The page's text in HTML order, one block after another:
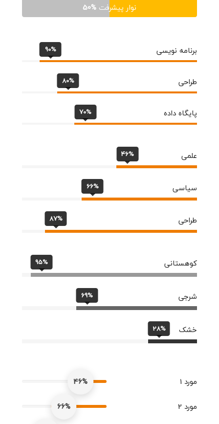
نوار پیشرفت 50%
برنامه نویسی 90%
طراحی 80%
پایگاه داده 70%
علمی 46%
سیاسی 66%
طراحی 87%
کوهستانی 95%
شرجی 69%
خشک 28%
مورد 1
46%
مورد 2
66%